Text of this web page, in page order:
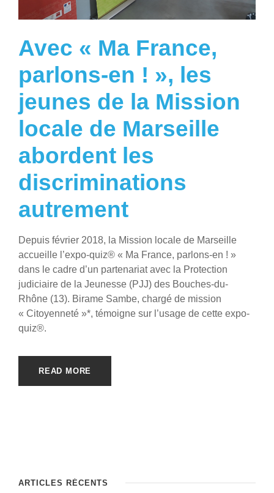
Avec « Ma France,
parlons-en ! », les
jeunes de la Mission
locale de Marseille
abordent les
discriminations
autrement
Depuis février 2018, la Mission locale de Marseille
accueille l’expo-quiz® « Ma France, parlons-en ! »
dans le cadre d’un partenariat avec la Protection
judiciaire de la Jeunesse (PJJ) des Bouches-du-
Rhône (13). Birame Sambe, chargé de mission
« Citoyenneté »*, témoigne sur l’usage de cette expo-
quiz®.
READ MORE
ARTICLES RÉCENTS